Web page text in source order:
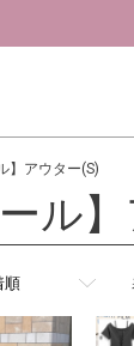
】アウター(S)
ール